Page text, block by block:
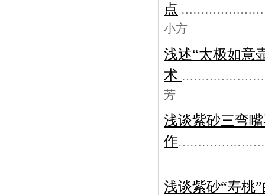
点
小方
浅述“太极如意
术
芳
浅谈紫砂三弯
作
浅谈紫砂“寿桃